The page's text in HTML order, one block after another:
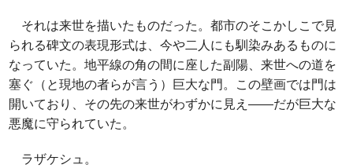
それは来世を描いたものだった。都市のそこかしこで見
られる碑文の表現形式は、今や二人にも馴染みあるものに
なっていた。地平線の角の間に座した副陽、来世への道を
塞ぐ（と現地の者らが言う）巨大な門。この壁画では門は
開いており、その先の来世がわずかに見え――だが巨大な
悪魔に守られていた。
ラザケシュ。